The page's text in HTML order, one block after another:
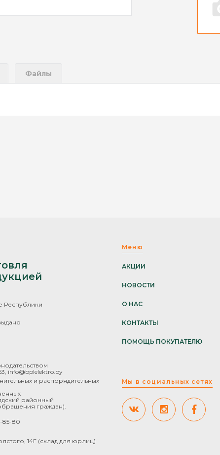
Файлы
Республики
info@bplelektro.by
и распорядительных
районный
граждан).
85-80
14Г (склад для юрлиц)
Меню
АКЦИИ
НОВОСТИ
О НАС
КОНТАКТЫ
ПОМОЩЬ ПОКУПАТЕЛЮ
Мы в социальных сетях